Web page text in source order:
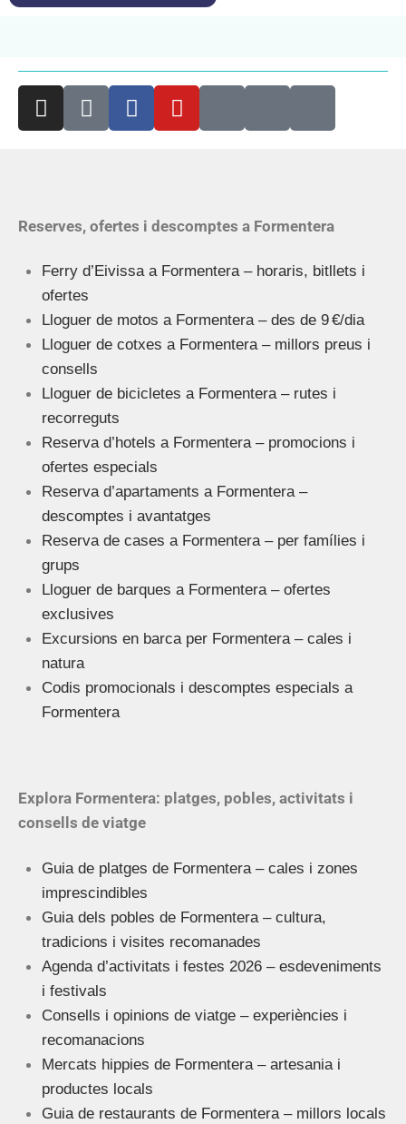
Reserves, ofertes i descomptes a Formentera
Ferry d’Eivissa a Formentera – horaris, bitllets i
ofertes
Lloguer de motos a Formentera – des de 9 €/dia
Lloguer de cotxes a Formentera – millors preus i
consells
Lloguer de bicicletes a Formentera – rutes i
recorreguts
Reserva d’hotels a Formentera – promocions i
ofertes especials
Reserva d’apartaments a Formentera –
descomptes i avantatges
Reserva de cases a Formentera – per famílies i
grups
Lloguer de barques a Formentera – ofertes
exclusives
Excursions en barca per Formentera – cales i
natura
Codis promocionals i descomptes especials a
Formentera
Explora Formentera: platges, pobles, activitats i
consells de viatge
Guia de platges de Formentera – cales i zones
imprescindibles
Guia dels pobles de Formentera – cultura,
tradicions i visites recomanades
Agenda d’activitats i festes 2026 – esdeveniments
i festivals
Consells i opinions de viatge – experiències i
recomanacions
Mercats hippies de Formentera – artesania i
productes locals
Guia de restaurants de Formentera – millors locals